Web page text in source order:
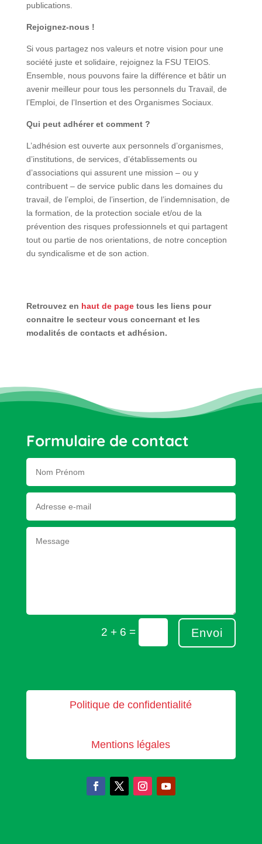
publications.
Rejoignez-nous !
Si vous partagez nos valeurs et notre vision pour une
société juste et solidaire, rejoignez la FSU TEIOS.
Ensemble, nous pouvons faire la différence et bâtir un
avenir meilleur pour tous les personnels du Travail, de
l’Emploi, de l’Insertion et des Organismes Sociaux.
Qui peut adhérer et comment ?
L’adhésion est ouverte aux personnels d’organismes,
d’institutions, de services, d’établissements ou
d’associations qui assurent une mission – ou y
contribuent – de service public dans les domaines du
travail, de l’emploi, de l’insertion, de l’indemnisation, de
la formation, de la protection sociale et/ou de la
prévention des risques professionnels et qui partagent
tout ou partie de nos orientations, de notre conception
du syndicalisme et de son action.
Retrouvez en haut de pagetous les liens pour
connaitre le secteur vous concernant et les
modalités de contacts et adhésion.
Formulaire de contact
2 + 6 = Envoi
Politique de confidentialité
Mentions légales